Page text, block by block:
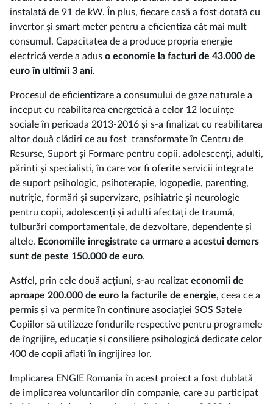
instalată de 91 de kW. În plus, fiecare casă a fost dotată cu
invertor și smart meter pentru a eficientiza cât mai mult
consumul. Capacitatea de a produce propria energie
electrică verde a adus o economie la facturi de 43.000 de
euro în ultimii 3 ani.
Procesul de eficientizare a consumului de gaze naturale a
început cu reabilitarea energetică a celor 12 locuințe
sociale în perioada 2013-2016 și s-a finalizat cu reabilitarea
altor două clădiri ce au fost transformate în Centru de
Resurse, Suport și Formare pentru copii, adolescenți, adulți,
părinți și specialiști, în care vor fi oferite servicii integrate
de suport psihologic, psihoterapie, logopedie, parenting,
nutriție, formări și supervizare, psihiatrie și neurologie
pentru copii, adolescenți și adulți afectați de traumă,
tulburări comportamentale, de dezvoltare, dependențe și
altele. Economiile înregistrate ca urmare a acestui demers
sunt de peste 150.000 de euro.
Astfel, prin cele două acțiuni, s-au realizat economii de
aproape 200.000 de euro la facturile de energie, ceea ce a
permis și va permite în continure asociației SOS Satele
Copiilor să utilizeze fondurile respective pentru programele
de îngrijire, educație și consiliere psihologică dedicate celor
400 de copii aflați în îngrijirea lor.
Implicarea ENGIE Romania în acest proiect a fost dublată
de implicarea voluntarilor din companie, care au participat